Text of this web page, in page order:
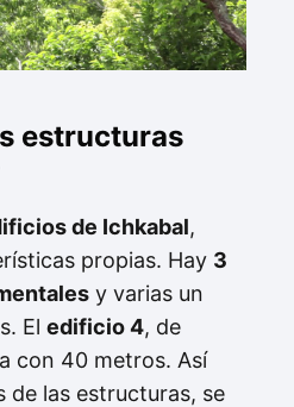
estructuras
de Ichkabal,
propias. Hay 3
y varias un
El edificio 4, de
con 40 metros. Así
de las estructuras, se